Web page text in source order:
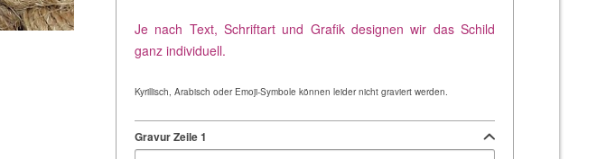
Je nach Text, Schriftart und Grafik designen wir das Schild
ganz individuell.
Kyrillisch, Arabisch oder Emoji-Symbole können leider nicht graviert werden.
Gravur Zeile 1